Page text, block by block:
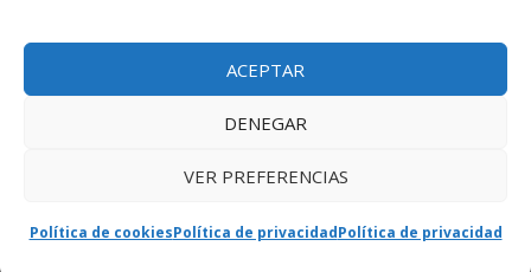
ACEPTAR
DENEGAR
VER PREFERENCIAS
Política de cookiesPolítica de privacidadPolítica de privacidad
Ir al grupo de Facebook